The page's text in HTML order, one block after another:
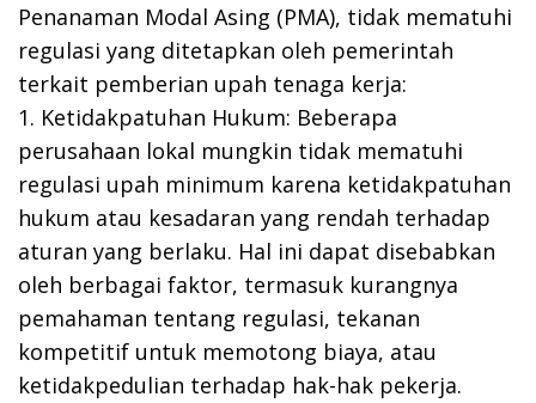
Penanaman Modal Asing (PMA), tidak mematuhi
regulasi yang ditetapkan oleh pemerintah
terkait pemberian upah tenaga kerja:
1. Ketidakpatuhan Hukum: Beberapa
perusahaan lokal mungkin tidak mematuhi
regulasi upah minimum karena ketidakpatuhan
hukum atau kesadaran yang rendah terhadap
aturan yang berlaku. Hal ini dapat disebabkan
oleh berbagai faktor, termasuk kurangnya
pemahaman tentang regulasi, tekanan
kompetitif untuk memotong biaya, atau
ketidakpedulian terhadap hak-hak pekerja.